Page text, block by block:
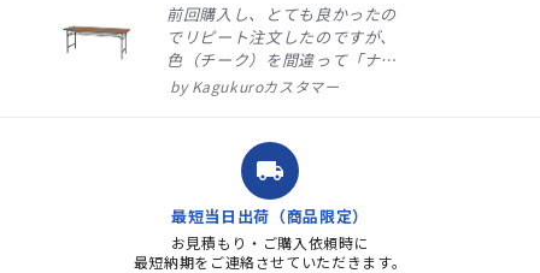
前回購入し、とても良かったの
でリピート注文したのですが、
色（チーク）を間違って「ナチ
ュラル」としてしまいました。
ました。商品到着も早く、品
質・使いやすさで満足していま
す。また、リピートするときは
よろしくお...
Kagukuroカスタマー
local_shipping
最短当日出荷（商品限定）
お見積もり・ご購入依頼時に
最短納期をご連絡させていただきます。